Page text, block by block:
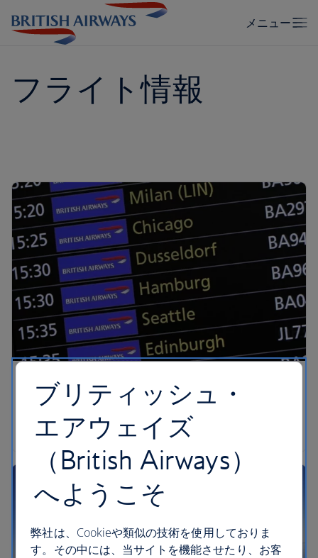
フライト情報
運航状況
フライト運航状況を確認する
ブリティッシュ・
エアウェイズ
（British Airways）
へようこそ
弊社は、Cookieや類似の技術を使用しておりま
す。その中には、当サイトを機能させたり、お客